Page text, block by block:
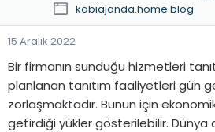
kobiajanda.home.blog
15 Aralık 2022
Bir firmanın sunduğu hizmetleri
planlanan tanıtım faaliyetleri gün
zorlaşmaktadır. Bunun için
getirdiği yükler gösterilebilir. Dünya